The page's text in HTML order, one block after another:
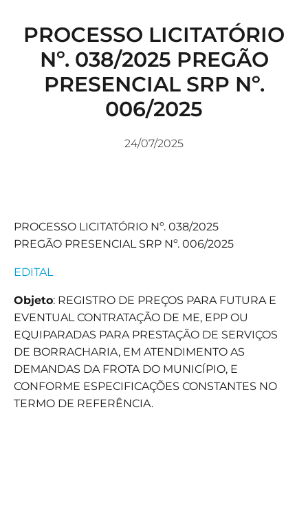
PROCESSO LICITATÓRIO
Nº. 038/2025 PREGÃO
PRESENCIAL SRP Nº.
006/2025
24/07/2025
PROCESSO LICITATÓRIO Nº. 038/2025
PREGÃO PRESENCIAL SRP Nº. 006/2025
EDITAL
Objeto: REGISTRO DE PREÇOS PARA FUTURA E
EVENTUAL CONTRATAÇÃO DE ME, EPP OU
EQUIPARADAS PARA PRESTAÇÃO DE SERVIÇOS
DE BORRACHARIA, EM ATENDIMENTO AS
DEMANDAS DA FROTA DO MUNICÍPIO, E
CONFORME ESPECIFICAÇÕES CONSTANTES NO
TERMO DE REFERÊNCIA.